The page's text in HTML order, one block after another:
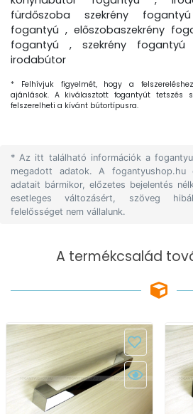
fürdőszoba szekrény
fogantyú , előszobaszekrény
fogantyú , szekrény
irodabútor
* Felhívjuk figyelmét, hogy a
ajánlások. A kiválasztott fogantyút tetszés
felszerelheti a kívánt bútortípusra.
* Az itt található információk a
megadott adatok. A
adatait bármikor, előzetes bejelentés
esetleges változásért, szöveg
felelősséget nem vállalunk.
A termékcsalád